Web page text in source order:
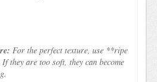
For the perfect texture, use **ripe
they are too soft, they can become